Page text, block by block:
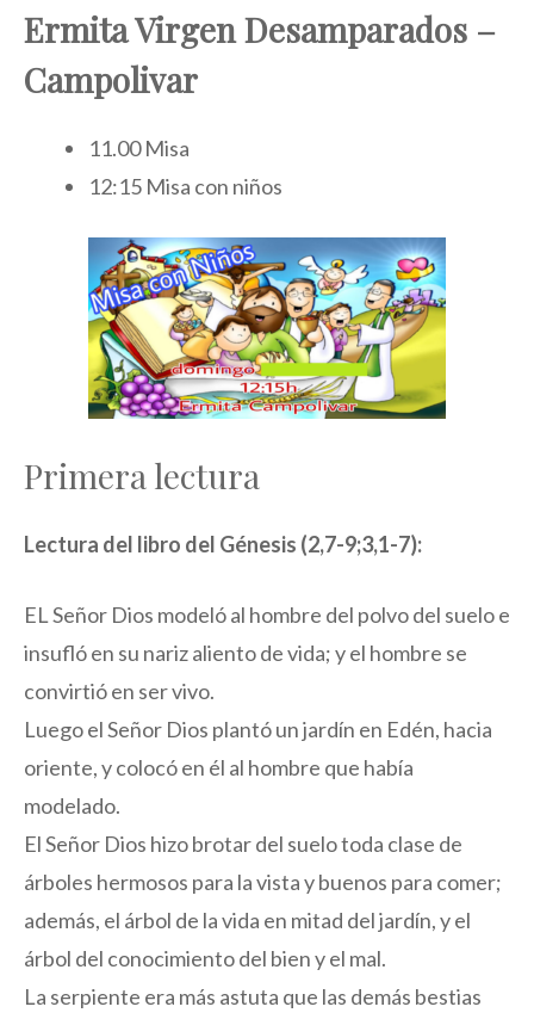
Ermita Virgen Desamparados –
Campolivar
11.00 Misa
12:15 Misa con niños
Primera lectura
Lectura del libro del Génesis (2,7-9;3,1-7):
EL Señor Dios modeló al hombre del polvo del suelo e
insufló en su nariz aliento de vida; y el hombre se
convirtió en ser vivo.
Luego el Señor Dios plantó un jardín en Edén, hacia
oriente, y colocó en él al hombre que había
modelado.
El Señor Dios hizo brotar del suelo toda clase de
árboles hermosos para la vista y buenos para comer;
además, el árbol de la vida en mitad del jardín, y el
árbol del conocimiento del bien y el mal.
La serpiente era más astuta que las demás bestias